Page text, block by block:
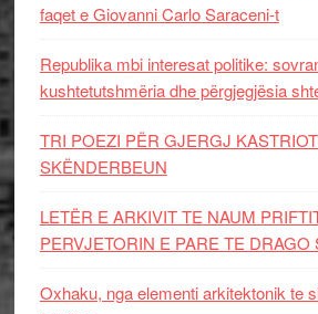
faqet e Giovanni Carlo Saraceni-t
Republika mbi interesat politike:
kushtetutshmëria dhe përgjegjësia
TRI POEZI PËR GJERGJ
SKËNDERBEUN
LETËR E ARKIVIT TE NAUM
PERVJETORIN E PARE TE DRAGO
Oxhaku, nga elementi arkitektonik te